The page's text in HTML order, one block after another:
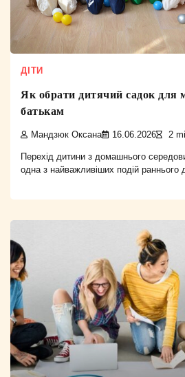
ДІТИ
Як обрати дитячий садок для
батькам
Мандзюк Оксана 16.06.2026 2
Перехід дитини з домашнього
одна з найважливіших подій раннього